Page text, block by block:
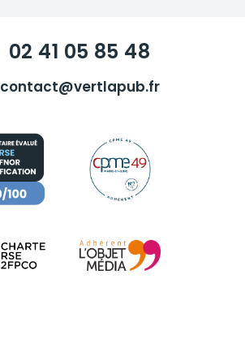
02 41 05 85 48
contact@vertlapub.fr